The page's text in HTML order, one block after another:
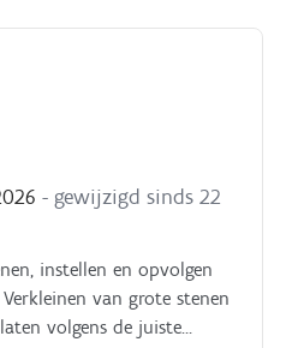
- gewijzigd sinds 22
instellen en opvolgen
van grote stenen
volgens de juiste